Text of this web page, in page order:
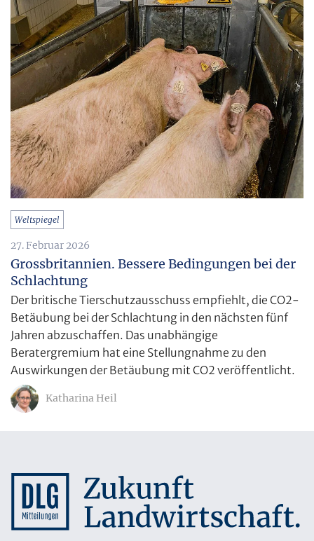
Weltspiegel
27. Februar 2026
Grossbritannien. Bessere Bedingungen bei der
Schlachtung
Der britische Tierschutzausschuss empfiehlt, die CO2-
Betäubung bei der Schlachtung in den nächsten fünf
Jahren abzuschaffen. Das unabhängige
Beratergremium hat eine Stellungnahme zu den
Auswirkungen der Betäubung mit CO2 veröffentlicht.
Katharina Heil